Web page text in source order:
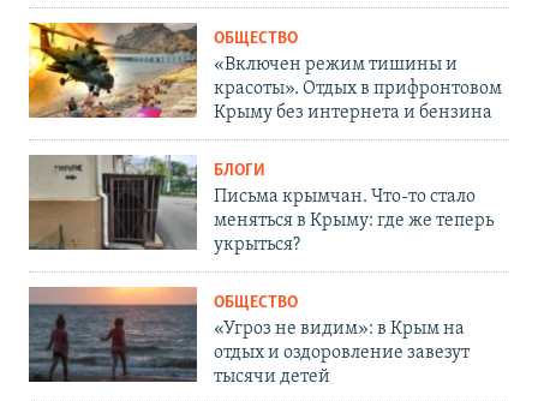
ОБЩЕСТВО
«Включен режим тишины и
красоты». Отдых в прифронтовом
Крыму без интернета и бензина
БЛОГИ
Письма крымчан. Что-то стало
меняться в Крыму: где же теперь
укрыться?
ОБЩЕСТВО
«Угроз не видим»: в Крым на
отдых и оздоровление завезут
тысячи детей